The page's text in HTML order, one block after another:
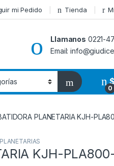
mi Pedido Tienda
Llamanos 0221-
Email:
0
$
PLANETARIA KJH-
PLANETARIAS
KJH-